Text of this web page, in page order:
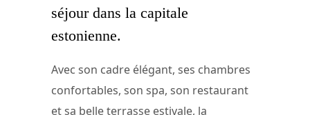
séjour dans la capitale
estonienne.
Avec son cadre élégant, ses chambres
confortables, son spa, son restaurant
et sa belle terrasse estivale, la